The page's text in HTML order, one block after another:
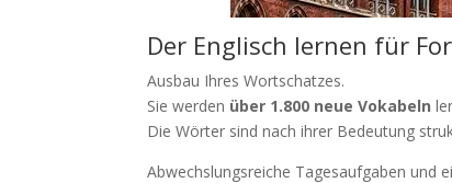
Der Englisch lernen für
Ausbau Ihres Wortschatzes.
Sie werden über 1.800 neue Vokabeln
Die Wörter sind nach ihrer Bedeutung
Abwechslungsreiche Tagesaufgaben und